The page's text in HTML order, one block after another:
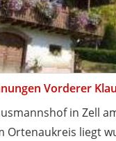
Vorderer
in Zell
Ortenaukreis liegt